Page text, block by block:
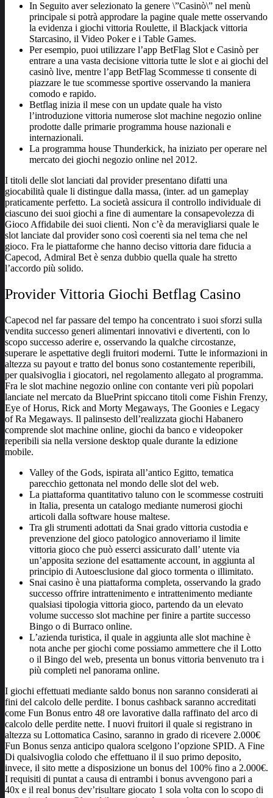
In Seguito aver selezionato la genere \”Casinò\” nel menù
principale si potrà approdare la pagine quale mette osservando
la evidenza i giochi vittoria Roulette, il Blackjack vittoria
Starcasino, il Video Poker e i Table Games.
Per esempio, puoi utilizzare l’app BetFlag Slot e Casinò per
entrare a una vasta decisione vittoria tutte le slot e ai giochi del
casinò live, mentre l’app BetFlag Scommesse ti consente di
piazzare le tue scommesse sportive osservando la maniera
comodo e rapido.
Betflag inizia il mese con un update quale ha visto
l’introduzione vittoria numerose slot machine negozio online
prodotte dalle primarie programma house nazionali e
internazionali.
La programma house Thunderkick, ha iniziato per operare nel
mercato dei giochi negozio online nel 2012.
I titoli delle slot lanciati dal provider presentano difatti una
giocabilità quale li distingue dalla massa, (inter. ad un gameplay
praticamente perfetto. La società assicura il controllo individuale di
ciascuno dei suoi giochi a fine di aumentare la consapevolezza di
Gioco Affidabile dei suoi clienti. Non c’è da meravigliarsi quale le
slot lanciate dal provider sono così coerenti sia nel tema che nel
gioco. Fra le piattaforme che hanno deciso vittoria dare fiducia a
Capecod, Admiral Bet è senza dubbio quella quale ha stretto
l’accordo più solido.
Provider Vittoria Giochi Betflag Casino
Capecod nel far passare del tempo ha concentrato i suoi sforzi sulla
vendita successo generi alimentari innovativi e divertenti, con lo
scopo successo aderire e, osservando la qualche circostanze,
superare le aspettative degli fruitori moderni. Tutte le informazioni in
altezza su payout e tratto del bonus sono costantemente reperibili,
per qualsivoglia i giocatori, nel regolamento allegato al programma.
Fra le slot machine negozio online con contante veri più popolari
lanciate nel mercato da BluePrint spiccano titoli come Fishin Frenzy,
Eye of Horus, Rick and Morty Megaways, The Goonies e Legacy
of Ra Megaways. Il palinsesto dell’realizzata giochi Habanero
comprende slot machine online, giochi da banco e videopoker
reperibili sia nella versione desktop quale durante la edizione
mobile.
Valley of the Gods, ispirata all’antico Egitto, tematica
parecchio gettonata nel mondo delle slot del web.
La piattaforma quantitativo taluno con le scommesse costruiti
in Italia, presenta un catalogo mediante numerosi giochi
articoli dalla software house maltese.
Tra gli strumenti adottati da Snai grado vittoria custodia e
prevenzione del gioco patologico annoveriamo il limite
vittoria gioco che può esserci assicurato dall’ utente via
un’apposita sezione del esattamente account, in aggiunta al
principio di Autoesclusione dal gioco tormenta o illimitato.
Snai casino è una piattaforma completa, osservando la grado
successo offrire intrattenimento e intrattenimento mediante
qualsiasi tipologia vittoria gioco, partendo da un elevato
volume successo slot machine per finire a partite successo
Bingo o di Burraco online.
L’azienda turistica, il quale in aggiunta alle slot machine è
nota anche per giochi come possiamo ammettere che il Lotto
o il Bingo del web, presenta un bonus vittoria benvenuto tra i
più completi nel panorama online.
I giochi effettuati mediante saldo bonus non saranno considerati ai
fini del calcolo delle perdite. I bonus cashback saranno accreditati
come Fun Bonus entro 48 ore lavorative dalla raffinato del arco di
calcolo delle perdite nette. I nuovi fruitori il quale si registrano in
altezza su Lottomatica Casino, saranno in grado di ricevere 2.000€
Fun Bonus senza anticipo qualora scelgono l’opzione SPID. A Fine
Di qualsivoglia colodo che effettuano il il suo primo deposito,
invece, il sito mette a disposizione un bonus del 100% fino a 2.000€.
I requisiti di puntat a causa di entrambi i bonus avvengono pari a
40x e il real bonus dev’risultare giocato 1 sola volta con lo scopo di